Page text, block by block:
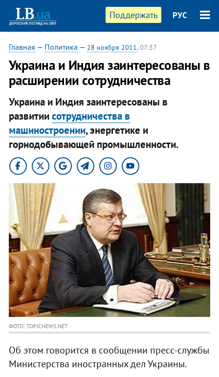
Поддержать РУС
Главная — Политика — 28 ноября 2011, 07:37
​Украина и Индия заинтересованы в
расширении сотрудничества
Украина и Индия заинтересованы в
развитиисотрудничества в
машиностроении, энергетике и
горнодобывающей промышленности.
ФОТО: TOPICNEWS.NET
Об этом говорится в сообщении пресс-службы
Министерства иностранных дел Украины.